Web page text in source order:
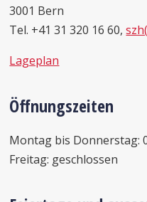
3001 Bern
Tel. +41 31 320 16 60,
Lageplan
Öffnungszeiten
Montag bis Donnerstag:
Freitag: geschlossen